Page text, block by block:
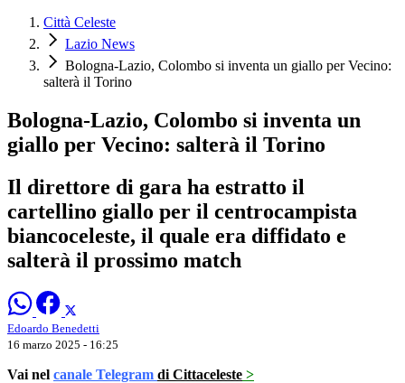
Città Celeste
Lazio News
Bologna-Lazio, Colombo si inventa un giallo per Vecino:
salterà il Torino
Bologna-Lazio, Colombo si inventa un
giallo per Vecino: salterà il Torino
Il direttore di gara ha estratto il
cartellino giallo per il centrocampista
biancoceleste, il quale era diffidato e
salterà il prossimo match
Edoardo Benedetti
16 marzo 2025 - 16:25
Vai nel canale Telegram di Cittaceleste >